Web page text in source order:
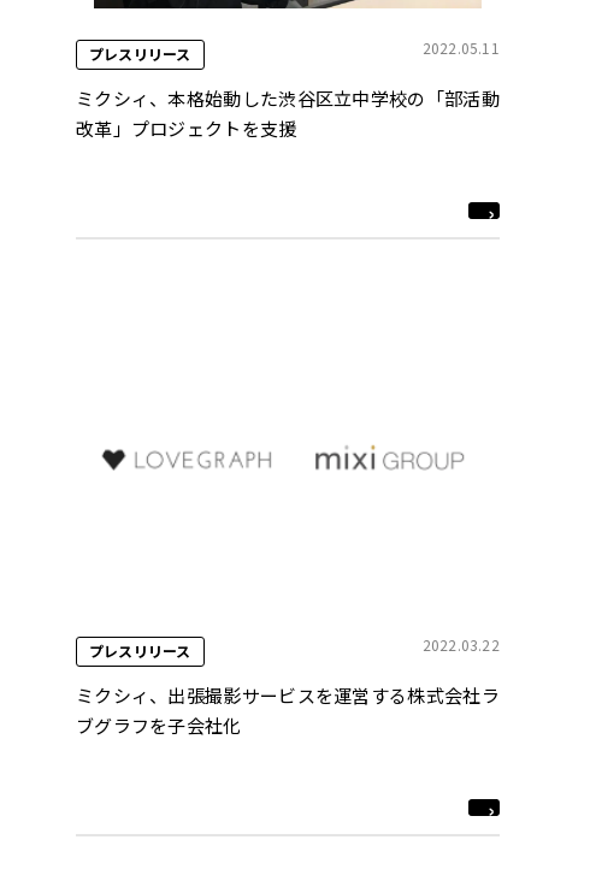
プレスリリース 2022.05.11
ミクシィ、本格始動した渋⾕区⽴中学校の「部活動
改⾰」プロジェクトを⽀援
プレスリリース 2022.03.22
ミクシィ、出張撮影サービスを運営する株式会社ラ
ブグラフを子会社化